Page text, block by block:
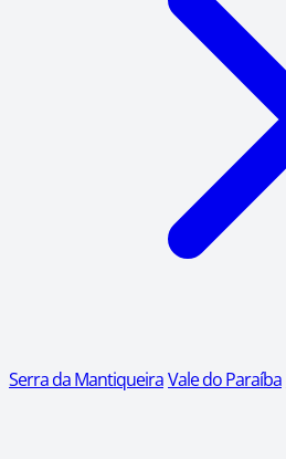
Serra da MantiqueiraVale do Paraíba